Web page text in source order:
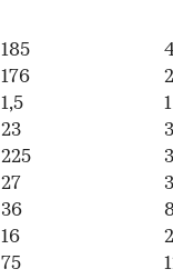
185
176
1,5
23
225
27
36
16
75